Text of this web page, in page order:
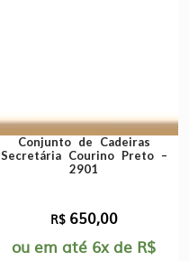
Conjunto de Cadeiras
Secretária Courino Preto –
2901
R$ 650,00
ou em até 6x de R$